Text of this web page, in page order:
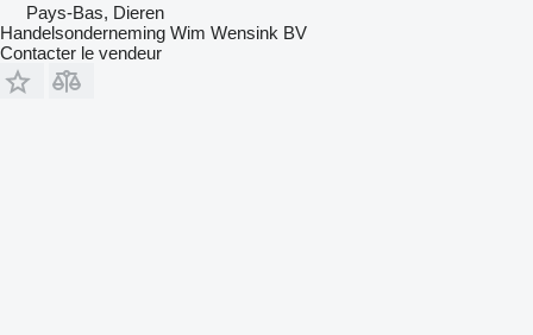
Pays-Bas, Dieren
Handelsonderneming Wim Wensink BV
Contacter le vendeur